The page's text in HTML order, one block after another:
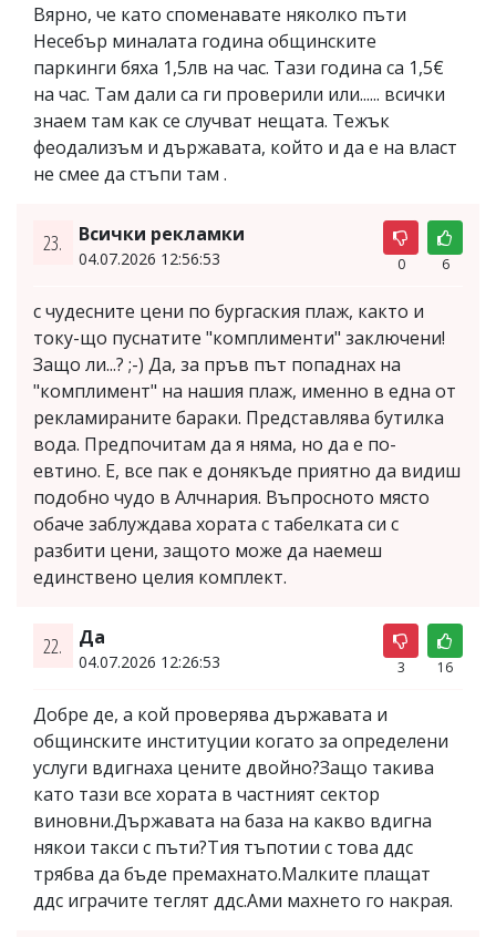
Вярно, че като споменавате няколко пъти
Несебър миналата година общинските
паркинги бяха 1,5лв на час. Тази година са 1,5€
на час. Там дали са ги проверили или...... всички
знаем там как се случват нещата. Тежък
феодализъм и държавата, който и да е на власт
не смее да стъпи там .
23. Всички рекламки
04.07.2026 12:56:53 0 6
с чудесните цени по бургаския плаж, както и
току-що пуснатите "комплименти" заключени!
Защо ли...? ;-) Да, за пръв път попаднах на
"комплимент" на нашия плаж, именно в една от
рекламираните бараки. Представлява бутилка
вода. Предпочитам да я няма, но да е по-
евтино. Е, все пак е донякъде приятно да видиш
подобно чудо в Алчнария. Въпросното място
обаче заблуждава хората с табелката си с
разбити цени, защото може да наемеш
единствено целия комплект.
22. Да
04.07.2026 12:26:53 3 16
Добре де, а кой проверява държавата и
общинските институции когато за определени
услуги вдигнаха цените двойно?Защо такива
като тази все хората в частният сектор
виновни.Държавата на база на какво вдигна
някои такси с пъти?Тия тъпотии с това ддс
трябва да бъде премахнато.Малките плащат
ддс играчите теглят ддс.Ами махнето го накрая.